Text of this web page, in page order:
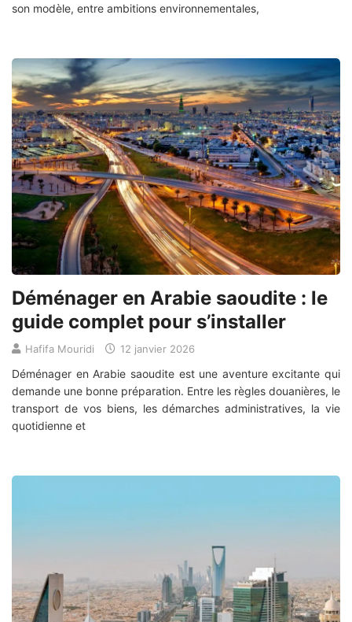
son modèle, entre ambitions environnementales,
Déménager en Arabie saoudite : le
guide complet pour s’installer
Hafifa Mouridi 12 janvier 2026
Déménager en Arabie saoudite est une aventure excitante qui
demande une bonne préparation. Entre les règles douanières, le
transport de vos biens, les démarches administratives, la vie
quotidienne et